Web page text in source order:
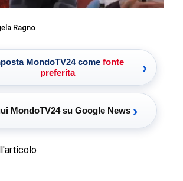
Ragno
MondoTV24 come fonte
preferita
›
MondoTV24 su Google News ›